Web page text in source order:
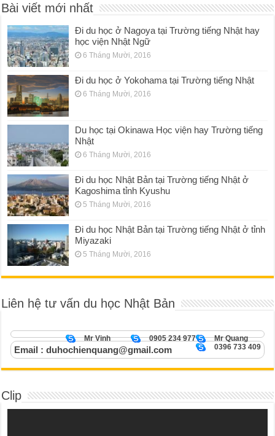
Bài viết mới nhất
Đi du học ở Nagoya tại Trường tiếng Nhật hay
học viện Nhật Ngữ
6 Tháng Mười, 2016
Đi du học ở Yokohama tại Trường tiếng Nhật
6 Tháng Mười, 2016
Du học tại Okinawa Học viện hay Trường tiếng
Nhật
6 Tháng Mười, 2016
Đi du học Nhật Bản tại Trường tiếng Nhật ở
Kagoshima tỉnh Kyushu
5 Tháng Mười, 2016
Đi du học Nhật Bản tại Trường tiếng Nhật ở tỉnh
Miyazaki
5 Tháng Mười, 2016
Liên hệ tư vấn du học Nhật Bản
Mr Quang
0905 234 977
Mr Vinh
0396 733 409
Email : duhochienquang@gmail.com
Clip